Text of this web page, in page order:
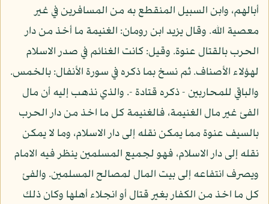
أبالهم، وابن السبيل المنقطع به من المسافرين في غير
معصية الله. وقال يزيد ابن رومان: الغنيمة ما أخذ من دار
الحرب بالقتال عنوة. وقيل: كانت الغنائم في صدر الاسلام
لهؤلاء الأصناف. ثم نسخ بما ذكره في سورة الأنفال: بالخمس.
والباقي للمحاربين - ذكره قتادة -. والذي نذهب إليه أن مال
الفئ غير مال الغنيمة، فالغنيمة كل ما اخذ من دار الحرب
بالسيف عنوة مما يمكن نقله إلى دار الاسلام، وما لا يمكن
نقله إلى دار الاسلام، فهو لجميع المسلمين ينظر فيه الامام
ويصرف انتفاعه إلى بيت المال لمصالح المسلمين. والفئ
كل ما اخذ من الكفار بغير قتال أو انجلاء أهلها وكان ذلك